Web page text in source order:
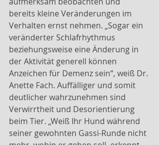
bereits kleine Veränderungen im
Verhalten ernst nehmen. „Sogar ein
veränderter Schlafrhythmus
beziehungsweise eine Änderung in
der Aktivität generell können
Anzeichen für Demenz sein“, weiß Dr.
Anette Fach. Auffälliger und somit
deutlicher wahrzunehmen sind
Verwirrtheit und Desorientierung
beim Tier. „Weiß Ihr Hund während
seiner gewohnten Gassi-Runde nicht